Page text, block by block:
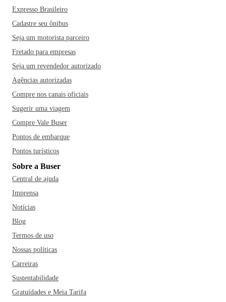
Expresso Brasileiro
Cadastre seu ônibus
Seja um motorista parceiro
Fretado para empresas
Seja um revendedor autorizado
Agências autorizadas
Compre nos canais oficiais
Sugerir uma viagem
Compre Vale Buser
Pontos de embarque
Pontos turísticos
Sobre a Buser
Central de ajuda
Imprensa
Notícias
Blog
Termos de uso
Nossas políticas
Carreiras
Sustentabilidade
Gratuidades e Meia Tarifa